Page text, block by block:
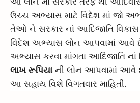
ઉચ્ચ અભ્યાસ માટે વિદેશ માં જો
તેઓ ને સરકાર નાં આદિજાતિ વિકાસ
વિદેશ અભ્યાસ લોન આપવામાં આવે
અભ્યાસ કરવા માંગતા આદિજાતિ નાં
લાખ રૂપિયાની લોન આપવામાં આવે
આ સહાય વિશે વિગતવાર માહિતી.